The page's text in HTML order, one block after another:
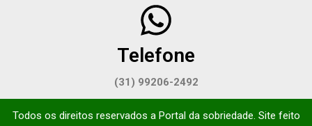
Telefone
(31) 99206-2492
Todos os direitos reservados a Portal da sobriedade. Site feito